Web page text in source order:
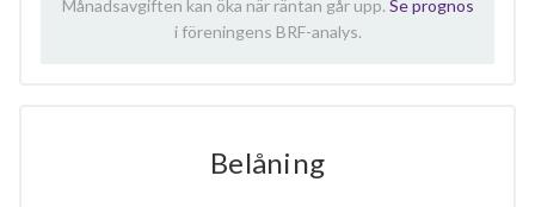
Månadsavgiften kan öka när räntan går upp. Se prognos
i föreningens BRF-analys.
Belåning